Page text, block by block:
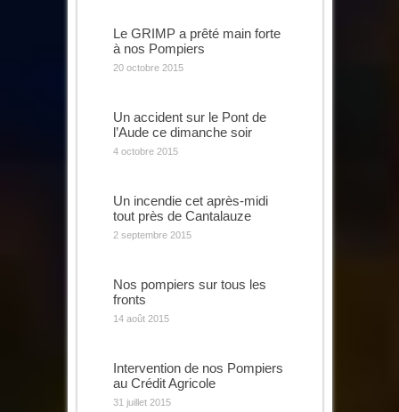
Le GRIMP a prêté main forte
à nos Pompiers
20 octobre 2015
Un accident sur le Pont de
l’Aude ce dimanche soir
4 octobre 2015
Un incendie cet après-midi
tout près de Cantalauze
2 septembre 2015
Nos pompiers sur tous les
fronts
14 août 2015
Intervention de nos Pompiers
au Crédit Agricole
31 juillet 2015